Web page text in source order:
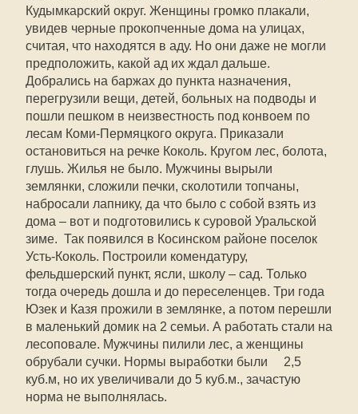
Кудымкарский округ. Женщины громко плакали,
увидев черные прокопченные дома на улицах,
считая, что находятся в аду. Но они даже не могли
предположить, какой ад их ждал дальше.
Добрались на баржах до пункта назначения,
перегрузили вещи, детей, больных на подводы и
пошли пешком в неизвестность под конвоем по
лесам Коми-Пермяцкого округа. Приказали
остановиться на речке Коколь. Кругом лес, болота,
глушь. Жилья не было. Мужчины вырыли
землянки, сложили печки, сколотили топчаны,
набросали лапнику, да что было с собой взять из
дома – вот и подготовились к суровой Уральской
зиме. Так появился в Косинском районе поселок
Усть-Коколь. Построили комендатуру,
фельдшерский пункт, ясли, школу – сад. Только
тогда очередь дошла и до переселенцев. Три года
Юзек и Казя прожили в землянке, а потом перешли
в маленький домик на 2 семьи. А работать стали на
лесоповале. Мужчины пилили лес, а женщины
обрубали сучки. Нормы выработки были 2,5
куб.м, но их увеличивали до 5 куб.м., зачастую
норма не выполнялась.